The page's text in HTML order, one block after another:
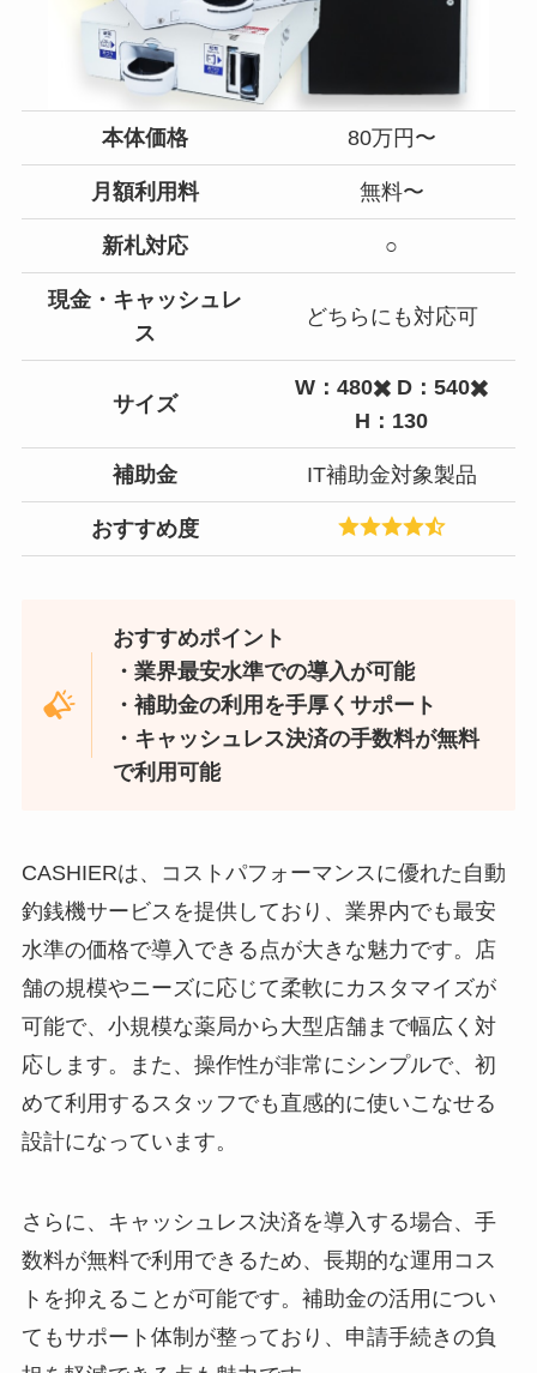
本体価格 80万円〜
月額利用料 無料〜
新札対応 ○
現金・キャッシュレ
ス
どちらにも対応可
サイズ
W：480✖️ D：540✖️
H：130
補助金 IT補助金対象製品
おすすめ度
おすすめポイント
・業界最安水準での導入が可能
・補助金の利用を手厚くサポート
・キャッシュレス決済の手数料が無料
で利用可能
CASHIERは、コストパフォーマンスに優れた自動
釣銭機サービスを提供しており、業界内でも最安
水準の価格で導入できる点が大きな魅力です。店
舗の規模やニーズに応じて柔軟にカスタマイズが
可能で、小規模な薬局から大型店舗まで幅広く対
応します。また、操作性が非常にシンプルで、初
めて利用するスタッフでも直感的に使いこなせる
設計になっています。
さらに、キャッシュレス決済を導入する場合、手
数料が無料で利用できるため、長期的な運用コス
トを抑えることが可能です。補助金の活用につい
てもサポート体制が整っており、申請手続きの負